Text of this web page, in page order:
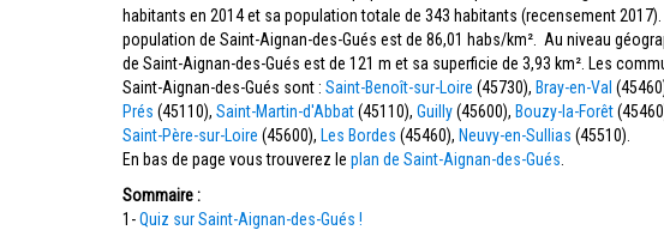
habitants en 2014 et sa population totale de 343 habitants (recensement
population de Saint-Aignan-des-Gués est de 86,01 habs/km². Au niveau
de Saint-Aignan-des-Gués est de 121 m et sa superficie de 3,93 km². Les
Saint-Aignan-des-Gués sont : Saint-Benoît-sur-Loire (45730), Bray-en-Val
Prés (45110), Saint-Martin-d'Abbat(45110), Guilly(45600), Bouzy-la-Forêt
Saint-Père-sur-Loire (45600), Les Bordes (45460), Neuvy-en-Sullias (45510).
En bas de page vous trouverez le plan de Saint-Aignan-des-Gués
Sommaire :
1-Quiz sur Saint-Aignan-des-Gués !